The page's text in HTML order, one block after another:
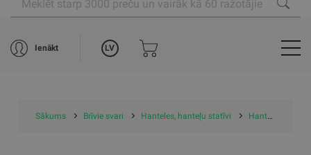
Ienākt LV
Sākums Brīvie svari Hanteles, hanteļu statīvi Hanteles